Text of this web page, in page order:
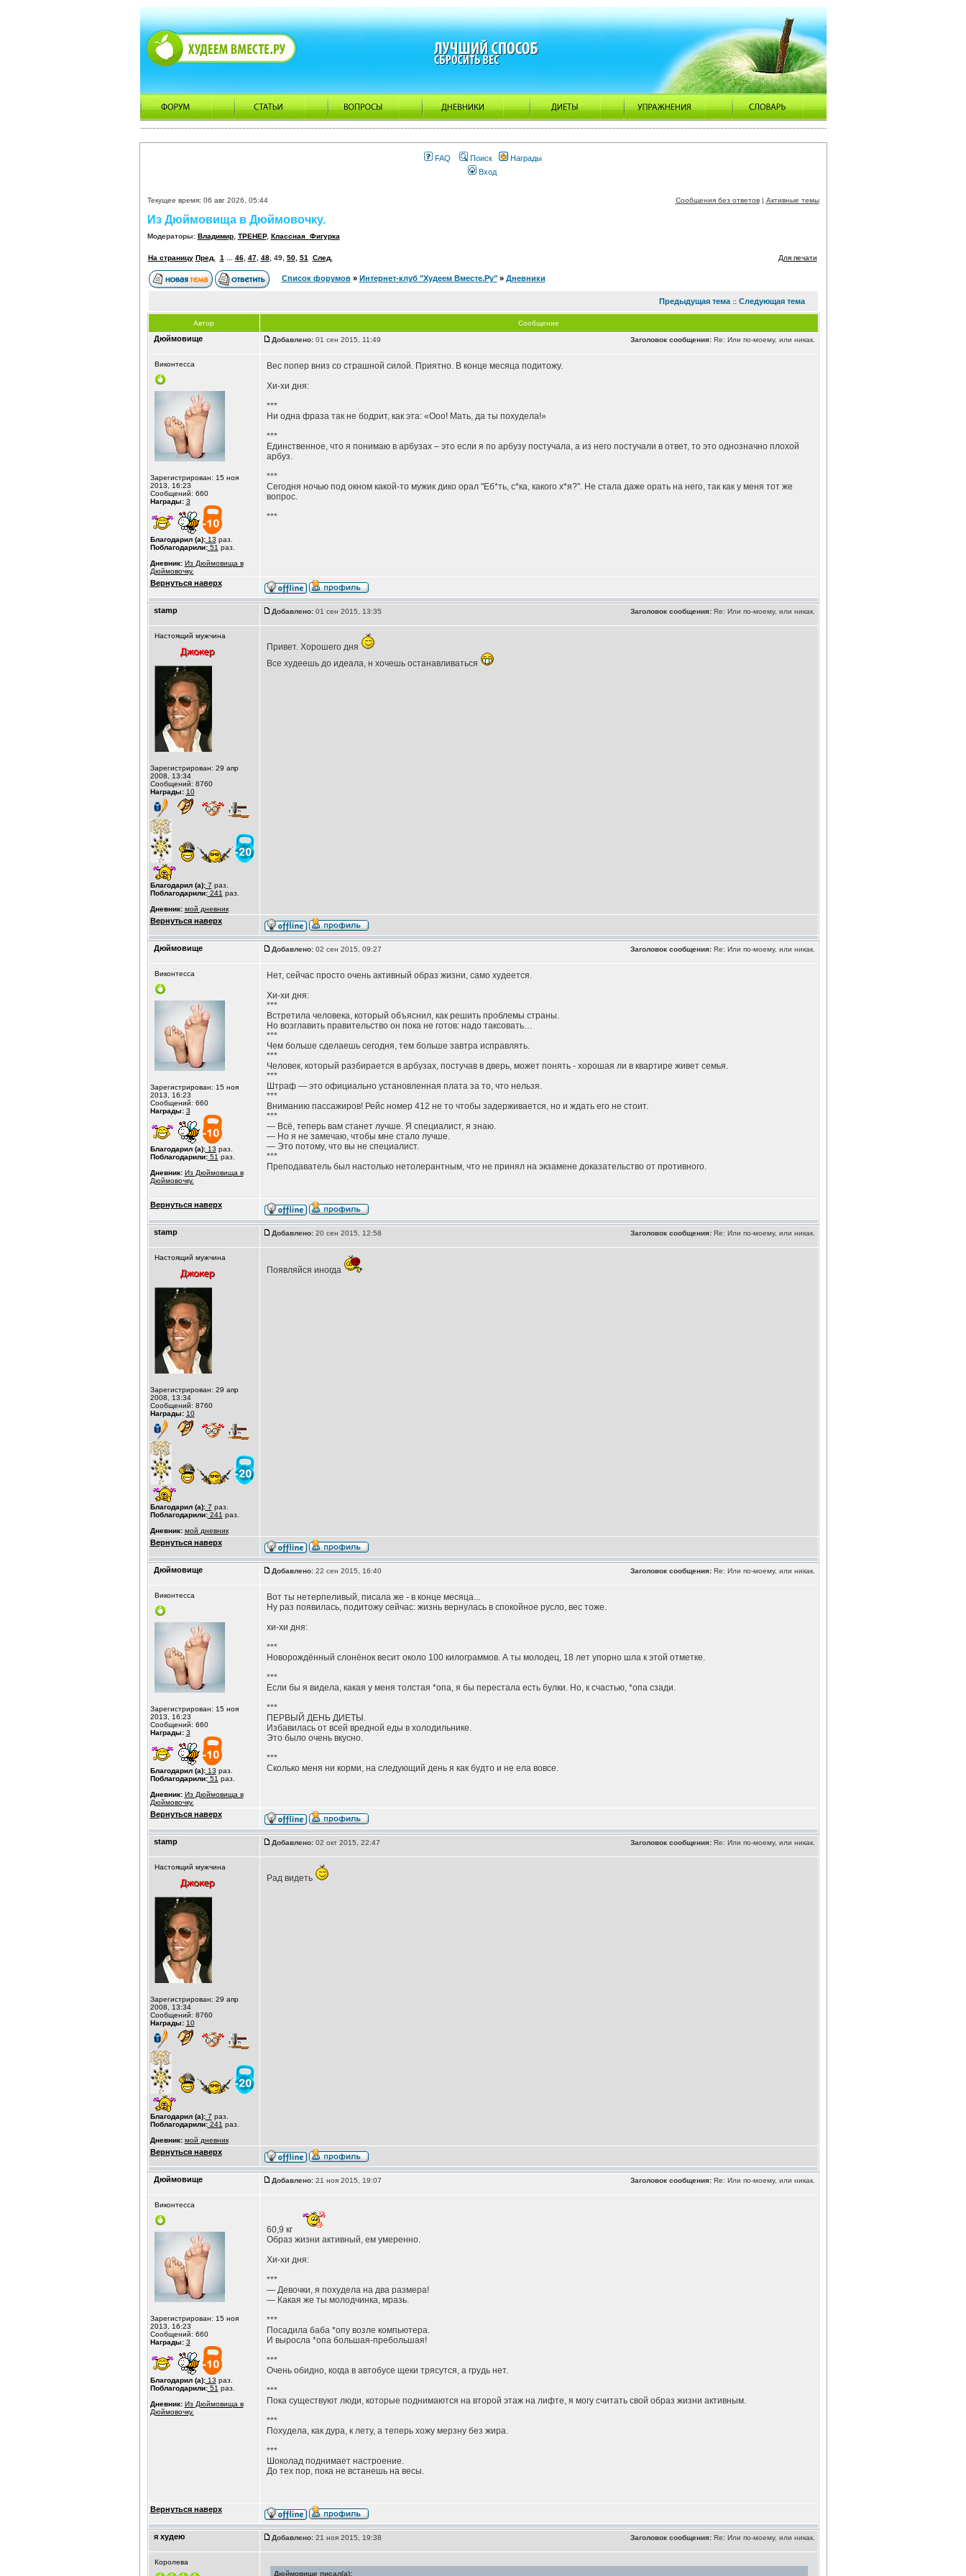
FAQ Поиск
Награды
Вход
Текущее время: 06 авг 2026, 05:44 Сообщения без ответов| Активные темы
Из Дюймовища в Дюймовочку.
Модераторы: Владимир, ТРЕНЕР, Классная_Фигурка
На страницу Пред. 1 46, 47, 48, 49, 50, 51 След. Для печати
Список форумов» Интернет-клуб "Худеем Вместе.Ру"» Дневники
Предыдущая тема:: Следующая тема
Автор Сообщение
Дюймовище Заголовок сообщения:Re: Или по-моему, или никак.
Добавлено:01 сен 2015, 11:49
Виконтесса
Зарегистрирован: 15 ноя
2013, 16:23
Сообщений: 660
Награды: 3
Благодарил (а):13 раз.
Поблагодарили:51 раз.
Дневник: Из Дюймовища в
Дюймовочку.
Вес попер вниз со страшной силой. Приятно. В конце месяца подитожу.
Хи-хи дня:
***
Ни одна фраза так не бодрит, как эта: «Ооо! Мать, да ты похудела!»
***
Единственное, что я понимаю в арбузах – это если я по арбузу постучала, а из него постучали в ответ, то это однозначно плохой
арбуз.
***
Сегодня ночью под окном какой-то мужик дико орал "Еб*ть, с*ка, какого х*я?". Не стала даже орать на него, так как у меня тот же
вопрос.
***
Вернуться наверх
stamp Заголовок сообщения:Re: Или по-моему, или никак.
Добавлено:01 сен 2015, 13:35
Настоящий мужчина
Зарегистрирован: 29 апр
2008, 13:34
Сообщений: 8760
Награды: 10
Благодарил (а):7 раз.
Поблагодарили:241 раз.
Дневник: мой дневник
Привет. Хорошего дня
Все худеешь до идеала, н хочешь останавливаться
Вернуться наверх
Дюймовище Заголовок сообщения:Re: Или по-моему, или никак.
Добавлено:02 сен 2015, 09:27
Виконтесса
Зарегистрирован: 15 ноя
2013, 16:23
Сообщений: 660
Награды: 3
Благодарил (а):13 раз.
Поблагодарили:51 раз.
Дневник: Из Дюймовища в
Дюймовочку.
Нет, сейчас просто очень активный образ жизни, само худеется.
Хи-хи дня:
***
Встретила человека, который объяснил, как решить проблемы страны.
Но возглавить правительство он пока не готов: надо таксовать…
***
Чем больше сделаешь сегодня, тем больше завтра исправлять.
***
Человек, который разбирается в арбузах, постучав в дверь, может понять - хорошая ли в квартире живет семья.
***
Штраф — это официально установленная плата за то, что нельзя.
***
Вниманию пассажиров! Рейс номер 412 не то чтобы задерживается, но и ждать его не стоит.
***
— Всё, теперь вам станет лучше. Я специалист, я знаю.
— Но я не замечаю, чтобы мне стало лучше.
— Это потому, что вы не специалист.
***
Преподаватель был настолько нетолерантным, что не принял на экзамене доказательство от противного.
Вернуться наверх
stamp Заголовок сообщения:Re: Или по-моему, или никак.
Добавлено:20 сен 2015, 12:58
Настоящий мужчина
Зарегистрирован: 29 апр
2008, 13:34
Сообщений: 8760
Награды: 10
Благодарил (а):7 раз.
Поблагодарили:241 раз.
Дневник: мой дневник
Появляйся иногда
Вернуться наверх
Дюймовище Заголовок сообщения:Re: Или по-моему, или никак.
Добавлено:22 сен 2015, 16:40
Виконтесса
Зарегистрирован: 15 ноя
2013, 16:23
Сообщений: 660
Награды: 3
Благодарил (а):13 раз.
Поблагодарили:51 раз.
Дневник: Из Дюймовища в
Дюймовочку.
Вот ты нетерпеливый, писала же - в конце месяца...
Ну раз появилась, подитожу сейчас: жизнь вернулась в спокойное русло, вес тоже.
хи-хи дня:
***
Новорождённый слонёнок весит около 100 килограммов. А ты молодец, 18 лет упорно шла к этой отметке.
***
Если бы я видела, какая у меня толстая *опа, я бы перестала есть булки. Но, к счастью, *опа сзади.
***
ПЕРВЫЙ ДЕНЬ ДИЕТЫ.
Избавилась от всей вредной еды в холодильнике.
Это было очень вкусно.
***
Сколько меня ни корми, на следующий день я как будто и не ела вовсе.
Вернуться наверх
stamp Заголовок сообщения:Re: Или по-моему, или никак.
Добавлено:02 окт 2015, 22:47
Настоящий мужчина
Зарегистрирован: 29 апр
2008, 13:34
Сообщений: 8760
Награды: 10
Благодарил (а):7 раз.
Поблагодарили:241 раз.
Дневник: мой дневник
Рад видеть
Вернуться наверх
Дюймовище Заголовок сообщения:Re: Или по-моему, или никак.
Добавлено:21 ноя 2015, 19:07
Виконтесса
Зарегистрирован: 15 ноя
2013, 16:23
Сообщений: 660
Награды: 3
Благодарил (а):13 раз.
Поблагодарили:51 раз.
Дневник: Из Дюймовища в
Дюймовочку.
60,9 кг
Образ жизни активный, ем умеренно.
Хи-хи дня:
***
— Девочки, я похудела на два размера!
— Какая же ты молодчинка, мразь.
***
Посадила баба *опу возле компьютера.
И выросла *опа большая-пребольшая!
***
Очень обидно, когда в автобусе щеки трясутся, а грудь нет.
***
Пока существуют люди, которые поднимаются на второй этаж на лифте, я могу считать свой образ жизни активным.
***
Похудела, как дура, к лету, а теперь хожу мерзну без жира.
***
Шоколад поднимает настроение.
До тех пор, пока не встанешь на весы.
Вернуться наверх
я худею Заголовок сообщения:Re: Или по-моему, или никак.
Добавлено:21 ноя 2015, 19:38
Королева
Дюймовище писал(а):